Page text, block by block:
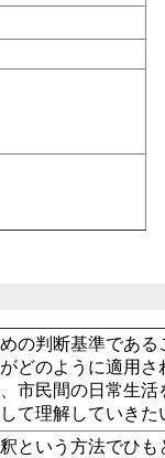
の判断基準であ
どのように適用
市民間の日常生
て理解していきた
という方法でひ